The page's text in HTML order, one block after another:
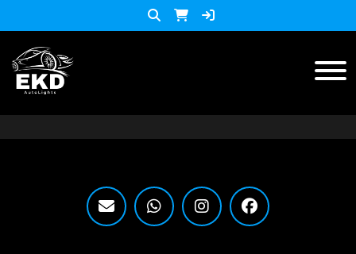
ACCESORIOS MOTO